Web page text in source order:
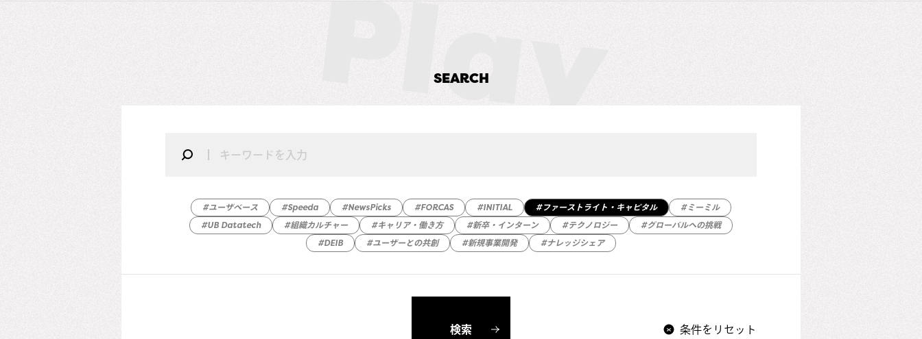
SEARCH
#ユーザベース #Speeda #NewsPicks #FORCAS #INITIAL #ファーストライト・キャピタル
#ミーミル
#UB Datatech
#組織カルチャー #キャリア・働き方 #新卒・インターン #テクノロジー
#グローバルへの挑戦
#DEIB
#ユーザーとの共創 #新規事業開発 #ナレッジシェア
検索 条件をリセット